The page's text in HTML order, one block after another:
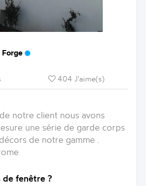
Forge
404 J'aime(s)
notre client nous avons
une série de garde corps
de notre gamme .
de fenêtre ?